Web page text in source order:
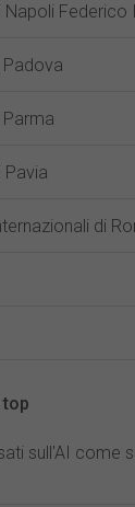
Napoli Federico
Padova
Pavia
di
sull'AI come